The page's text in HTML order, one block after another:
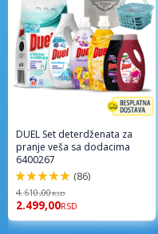
DUEL Set deterdženata za
pranje veša sa dodacima
6400267
98%
(86)
4.610,00RSD
2.499,00RSD